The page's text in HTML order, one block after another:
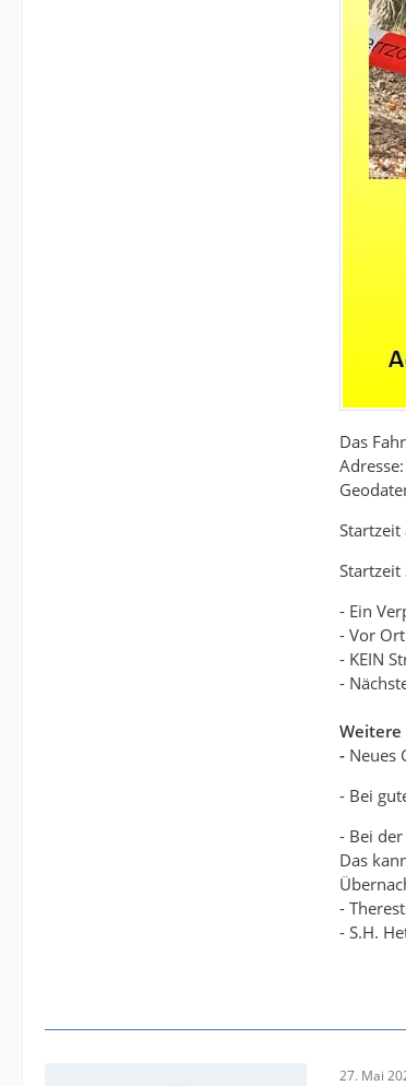
Das
Startzeit
Startzeit
- Ein
- Vor
- KEIN
-
Weitere
- Neues
- Bei
- Bei
Das
-
- S.H.
27. Mai